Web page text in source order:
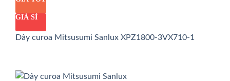
GIÁ SỈ
Dây curoa Mitsusumi Sanlux XPZ1800-3VX710-1